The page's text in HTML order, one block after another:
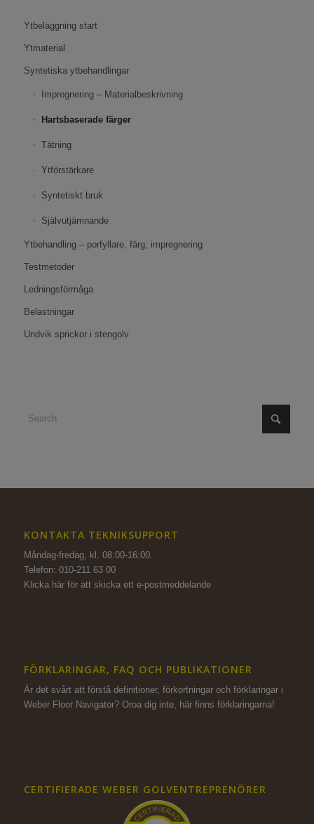
Ytbeläggning start
Ytmaterial
Syntetiska ytbehandlingar
Impregnering – Materialbeskrivning
Hartsbaserade färger
Tätning
Ytförstärkare
Syntetiskt bruk
Självutjämnande
Ytbehandling – porfyllare, färg, impregnering
Testmetoder
Ledningsförmåga
Belastningar
Undvik sprickor i stengolv
KONTAKTA TEKNIKSUPPORT
Måndag-fredag, kl. 08:00-16:00.
Telefon: 010-211 63 00
Klicka här för att skicka ett e-postmeddelande
FÖRKLARINGAR, FAQ OCH PUBLIKATIONER
Är det svårt att förstå definitioner, förkortningar och förklaringar i
Weber Floor Navigator? Oroa dig inte,
här finns förklaringarna!
CERTIFIERADE WEBER GOLVENTREPRENÖRER